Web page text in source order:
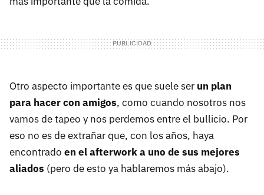
Otro aspecto importante es que suele ser un plan
para hacer con amigos, como cuando nosotros nos
vamos de tapeo y nos perdemos entre el bullicio. Por
eso no es de extrañar que, con los años, haya
encontrado en el afterwork a uno de sus mejores
aliados (pero de esto ya hablaremos más abajo).